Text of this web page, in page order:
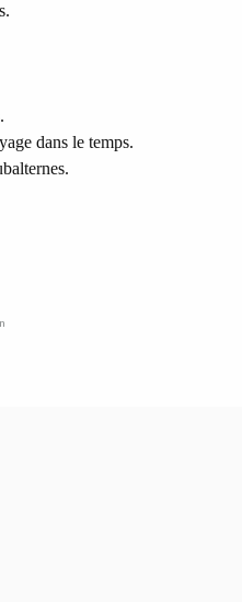
dans le temps.